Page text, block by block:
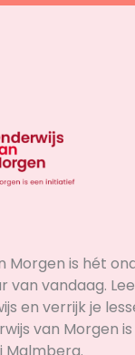
Morgen is hét
van vandaag.
en verrijk je
van Morgen